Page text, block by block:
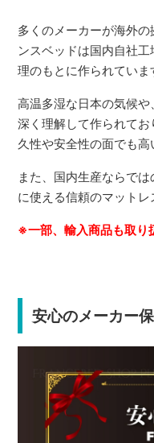
多くのメーカーが海外
ンスベッドは国内自社
理のもとに作られていま
高温多湿な日本の気候
深く理解して作られて
久性や安全性の面でも高
また、国内生産ならで
に使える信頼のマットレ
※一部、輸入商品も取り
安心のメーカー